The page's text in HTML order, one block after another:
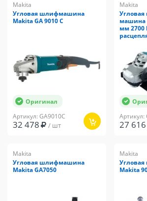
Makita
Угловая шлифмашина
Makita GA 9010 C
Оригинал
Артикул: GA9010C
32 478 / шт
Makita
машина
мм 2700
Артикул:
27
Makita
Угловая шлифмашина
Makita GA7050
Makita
Makita